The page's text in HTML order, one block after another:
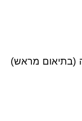
(בתיאום מראש)